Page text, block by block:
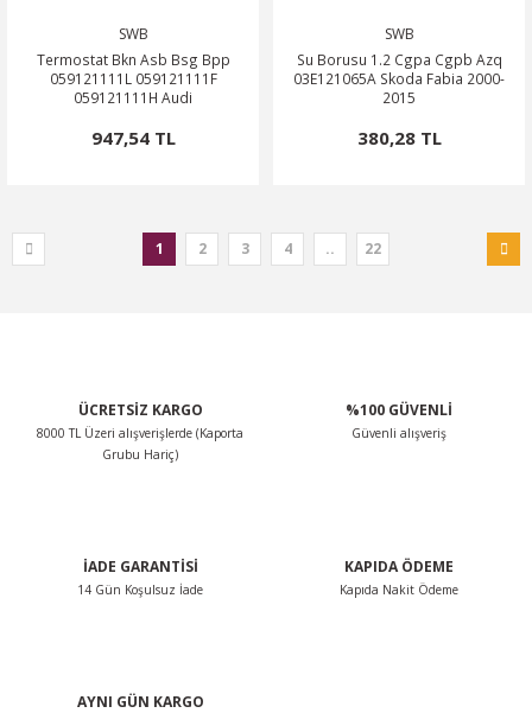
SWB
Termostat Bkn Asb Bsg Bpp
059121111L 059121111F
059121111H Audi
947,54 TL
SWB
Su Borusu 1.2 Cgpa Cgpb Azq
03E121065A Skoda Fabia 2000-
2015
380,28 TL
1 2 3 4 .. 22
ÜCRETSİZ KARGO
8000 TL Üzeri alışverişlerde (Kaporta
Grubu Hariç)
%100 GÜVENLİ
Güvenli alışveriş
İADE GARANTİSİ
14 Gün Koşulsuz İade
KAPIDA ÖDEME
Kapıda Nakit Ödeme
AYNI GÜN KARGO